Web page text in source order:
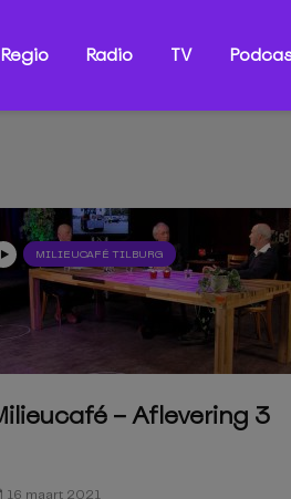
Regio Radio TV
MILIEUCAFÉ TILBURG
– Aflevering 3
16 maart 2021